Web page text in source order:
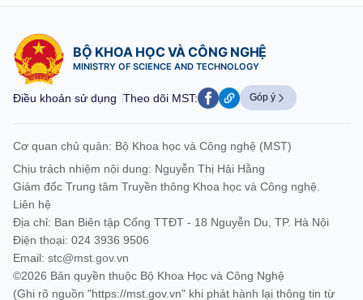
BỘ KHOA HỌC VÀ CÔNG NGHỆ
MINISTRY OF SCIENCE AND TECHNOLOGY
Điều khoản sử dụng Theo dõi MST: Góp ý
Cơ quan chủ quản: Bộ Khoa học và Công nghệ (MST)
Chịu trách nhiệm nội dung: Nguyễn Thị Hải Hằng
Giám đốc Trung tâm Truyền thông Khoa học và Công nghệ.
Liên hệ
Địa chỉ: Ban Biên tập Cổng TTĐT - 18 Nguyễn Du, TP. Hà Nội
Điện thoại: 024 3936 9506
Email: stc@mst.gov.vn
©2026 Bản quyền thuộc Bộ Khoa Học và Công Nghệ
(Ghi rõ nguồn "https://mst.gov.vn" khi phát hành lại thông tin từ